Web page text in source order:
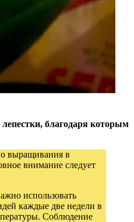
благодаря которым
выращивания в
внимание следует
использовать
каждые две недели в
Соблюдение